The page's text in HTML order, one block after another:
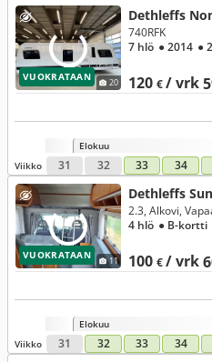
VUOKRATAAN 20
Dethleffs
120 €/ vrk
740RFK
7 hlö ● 2014 ●
Elokuu
Viikko
31 32 33 34
VUOKRATAAN 11
Dethleffs
100 €/ vrk
2.3, Alkovi,
4 hlö ● B-kortti
Elokuu
Viikko
31 32 33 34